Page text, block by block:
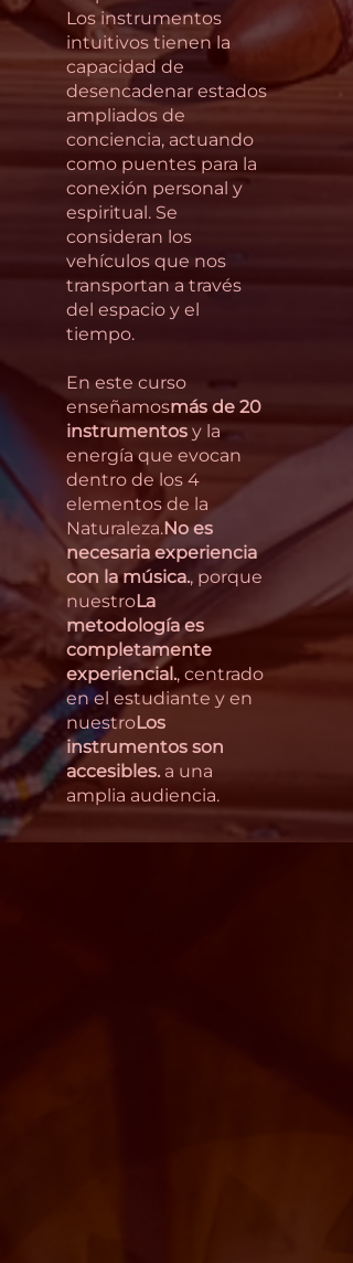
Los instrumentos
intuitivos tienen la
capacidad de
desencadenar estados
ampliados de
conciencia, actuando
como puentes para la
conexión personal y
espiritual. Se
consideran los
vehículos que nos
transportan a través
del espacio y el
tiempo.
En este curso
enseñamosmás de 20
instrumentos y la
energía que evocan
dentro de los 4
elementos de la
Naturaleza.No es
necesaria experiencia
con la música., porque
nuestroLa
metodología es
completamente
experiencial., centrado
en el estudiante y en
nuestroLos
instrumentos son
accesibles. a una
amplia audiencia.